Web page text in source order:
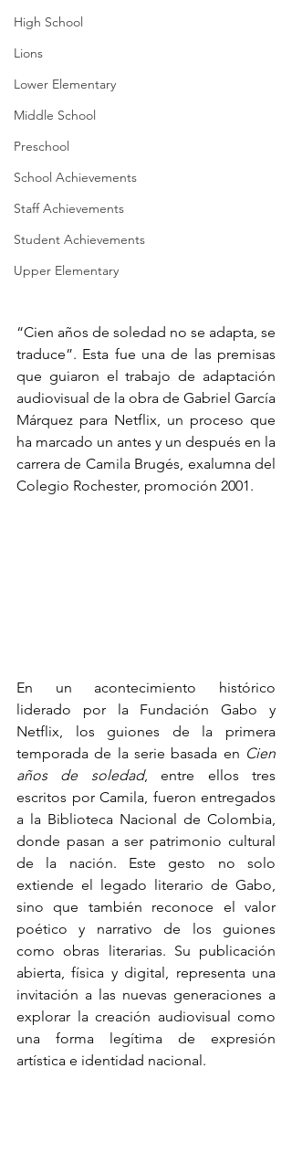
High School
Lions
Lower Elementary
Middle School
Preschool
School Achievements
Staff Achievements
Student Achievements
Upper Elementary
“Cien años de soledad no se adapta, se
traduce”. Esta fue una de las premisas
que guiaron el trabajo de adaptación
audiovisual de la obra de Gabriel García
Márquez para Netflix, un proceso que
ha marcado un antes y un después en la
carrera de Camila Brugés, exalumna del
Colegio Rochester, promoción 2001.
En un acontecimiento histórico
liderado por la Fundación Gabo y
Netflix, los guiones de la primera
temporada de la serie basada en Cien
años de soledad, entre ellos tres
escritos por Camila, fueron entregados
a la Biblioteca Nacional de Colombia,
donde pasan a ser patrimonio cultural
de la nación. Este gesto no solo
extiende el legado literario de Gabo,
sino que también reconoce el valor
poético y narrativo de los guiones
como obras literarias. Su publicación
abierta, física y digital, representa una
invitación a las nuevas generaciones a
explorar la creación audiovisual como
una forma legítima de expresión
artística e identidad nacional.